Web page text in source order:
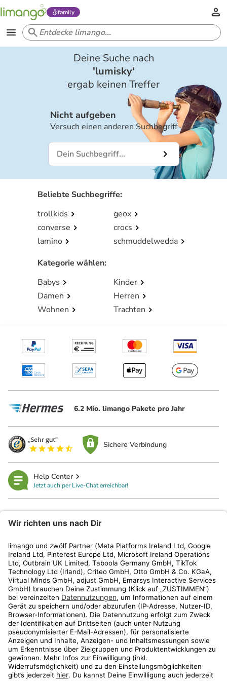
family
Deine Suche nach
'lumisky'
ergab keinen Treffer
Nicht aufgeben
Versuch einen anderen Suchbegriff
Beliebte Suchbegriffe:
trollkids
geox
converse
crocs
lamino
schmuddelwedda
Kategorie wählen:
Babys
Kinder
Damen
Herren
Wohnen
Trachten
6.2 Mio. limango Pakete pro Jahr
Sichere Verbindung
Help Center
Jetzt auch per Live-Chat erreichbar!
Kundenservice
Shop
Aktionen
Travel